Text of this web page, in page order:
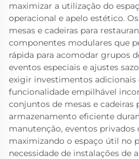
maximizar a utilização do
operacional e apelo estético.
mesas e cadeiras para
componentes modulares que
rápida para acomodar grupos
eventos especiais e ajustes
exigir investimentos
funcionalidade empilhável
conjuntos de mesas e
armazenamento eficiente
manutenção, eventos privados
maximizando o espaço útil no
necessidade de instalações de